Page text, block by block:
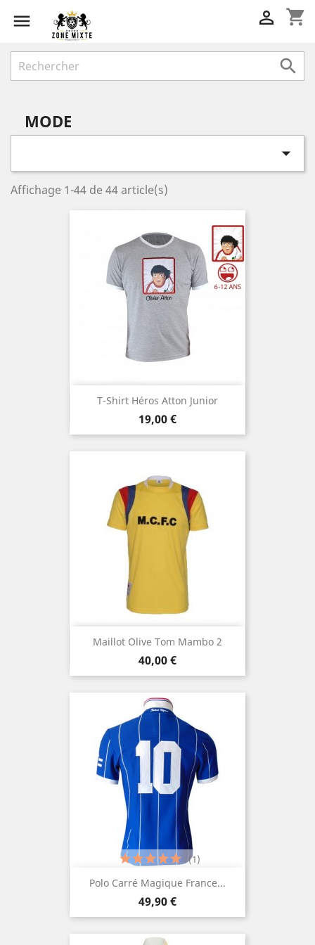
 shopping_cart


MODE

Affichage 1-44 de 44 article(s)
T-Shirt Héros Atton Junior
Prix
19,00 €
Maillot Olive Tom Mambo 2
Prix
40,00 €
Polo Carré Magique France...
Prix
49,90 €
(1)